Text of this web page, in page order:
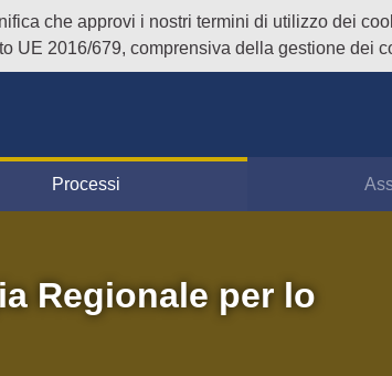
che approvi i nostri termini di utilizzo dei
UE 2016/679, comprensiva della gestione dei
Processi
Regionale per lo